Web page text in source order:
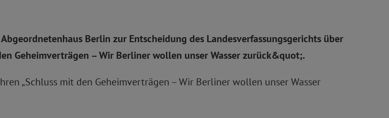
Berlin zur Entscheidung des Landesverfassungsgerichts über
Geheimverträgen – Wir Berliner wollen unser Wasser zurück&quot;.
„Schluss mit den Geheimverträgen – Wir Berliner wollen unser Wasser